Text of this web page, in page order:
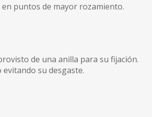
puntos de mayor rozamiento.
de una anilla para su fijación.
su desgaste.